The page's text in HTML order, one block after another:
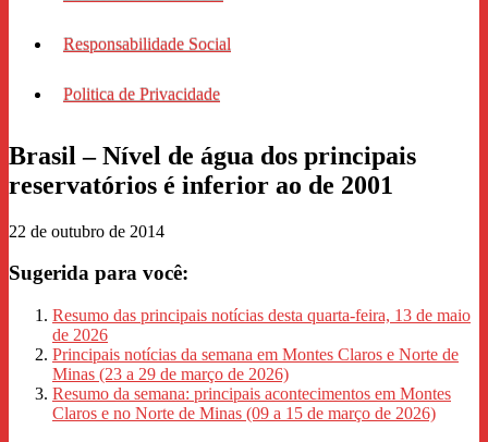
Responsabilidade Social
Politica de Privacidade
Brasil – Nível de água dos principais
reservatórios é inferior ao de 2001
22 de outubro de 2014
Sugerida para você:
Resumo das principais notícias desta quarta-feira, 13 de maio
de 2026
Principais notícias da semana em Montes Claros e Norte de
Minas (23 a 29 de março de 2026)
Resumo da semana: principais acontecimentos em Montes
Claros e no Norte de Minas (09 a 15 de março de 2026)